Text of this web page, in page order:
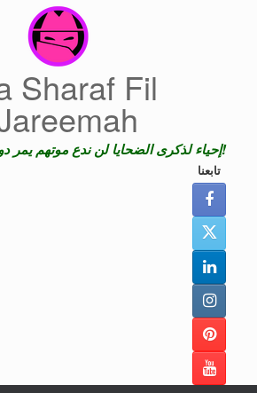
Sharaf Fil
إحياء لذكرى الضحايا لن ندع موتهم يمر دون عقاب!
تابعنا